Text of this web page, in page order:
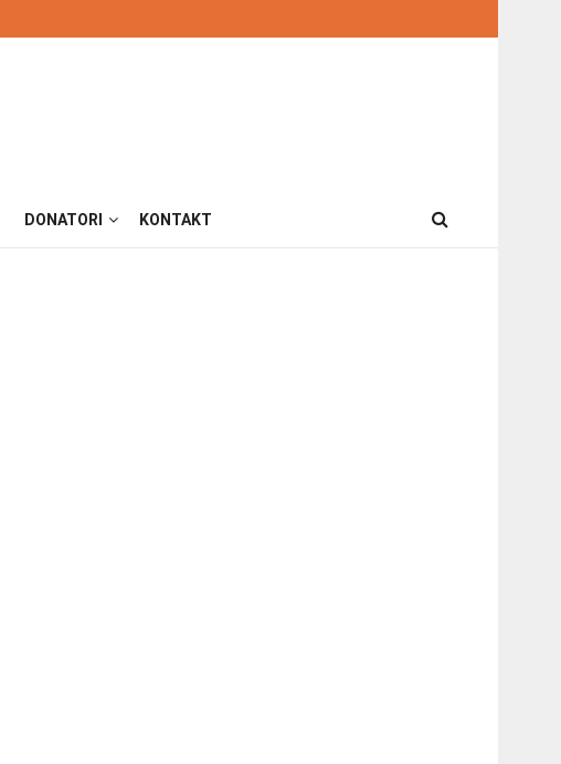
DONATORI KONTAKT